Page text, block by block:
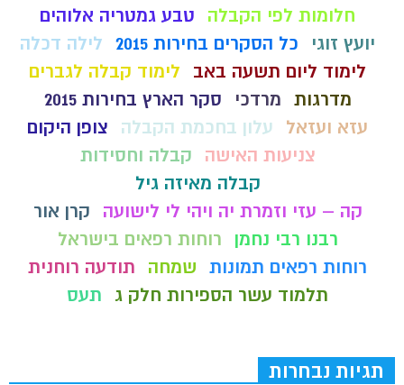
חלומות לפי הקבלה
טבע גמטריה אלוהים
יועץ זוגי
כל הסקרים בחירות 2015
לילה דכלה
לימוד ליום תשעה באב לימוד קבלה לגברים
מדרגות מרדכי
סקר הארץ בחירות 2015
עזא ועזאל
עלון בחכמת הקבלה
צופן היקום
צניעות האישה
קבלה וחסידות
קבלה מאיזה גיל
קה – עזי וזמרת יה ויהי לי לישועה
קרן אור
רבנו רבי נחמן
רוחות רפאים בישראל
רוחות רפאים תמונות שמחה
תודעה רוחנית
תלמוד עשר הספירות חלק ג
תעס
תגיות נבחרות